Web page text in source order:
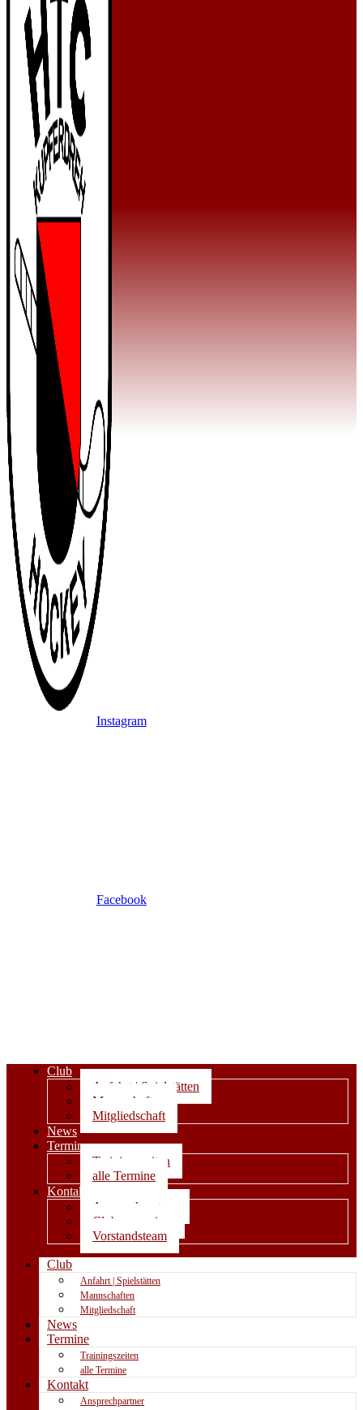
Instagram
Facebook
Club
Anfahrt | Spielstätten
Mannschaften
Mitgliedschaft
News
Termine
Trainingszeiten
alle Termine
Kontakt
Ansprechpartner
Clubwegweiser
Vorstandsteam
Club
Anfahrt | Spielstätten
Mannschaften
Mitgliedschaft
News
Termine
Trainingszeiten
alle Termine
Kontakt
Ansprechpartner